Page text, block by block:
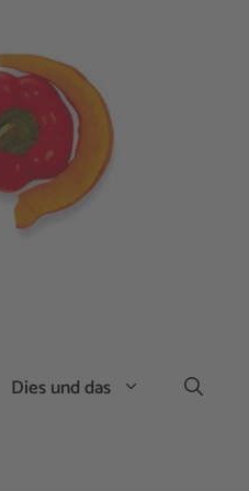
Dies und das